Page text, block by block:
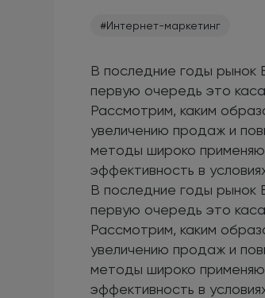
#Интернет-маркетинг
В последние годы рынок
первую очередь это
Рассмотрим, каким
увеличению продаж и
методы широко
эффективность в
В последние годы рынок
первую очередь это
Рассмотрим, каким
увеличению продаж и
методы широко
эффективность в